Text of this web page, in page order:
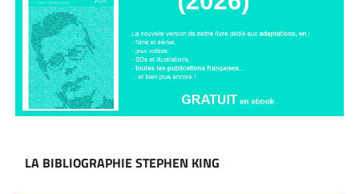
LA BIBLIOGRAPHIE STEPHEN KING